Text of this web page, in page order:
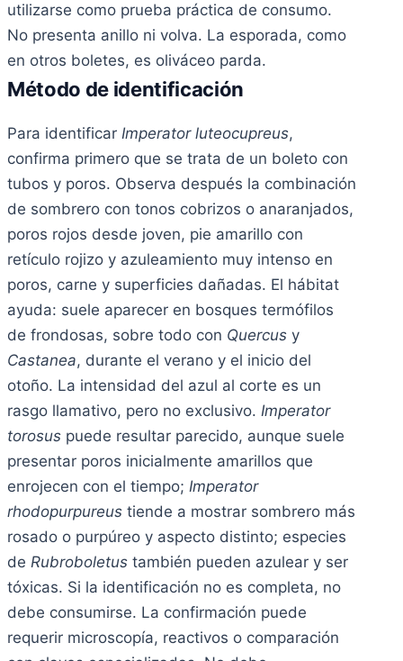
utilizarse como prueba práctica de consumo.
No presenta anillo ni volva. La esporada, como
en otros boletes, es oliváceo parda.
Método de identificación
Para identificar Imperator luteocupreus,
confirma primero que se trata de un boleto con
tubos y poros. Observa después la combinación
de sombrero con tonos cobrizos o anaranjados,
poros rojos desde joven, pie amarillo con
retículo rojizo y azuleamiento muy intenso en
poros, carne y superficies dañadas. El hábitat
ayuda: suele aparecer en bosques termófilos
de frondosas, sobre todo con Quercus y
Castanea, durante el verano y el inicio del
otoño. La intensidad del azul al corte es un
rasgo llamativo, pero no exclusivo. Imperator
torosus puede resultar parecido, aunque suele
presentar poros inicialmente amarillos que
enrojecen con el tiempo; Imperator
rhodopurpureus tiende a mostrar sombrero más
rosado o purpúreo y aspecto distinto; especies
de Rubroboletus también pueden azulear y ser
tóxicas. Si la identificación no es completa, no
debe consumirse. La confirmación puede
requerir microscopía, reactivos o comparación